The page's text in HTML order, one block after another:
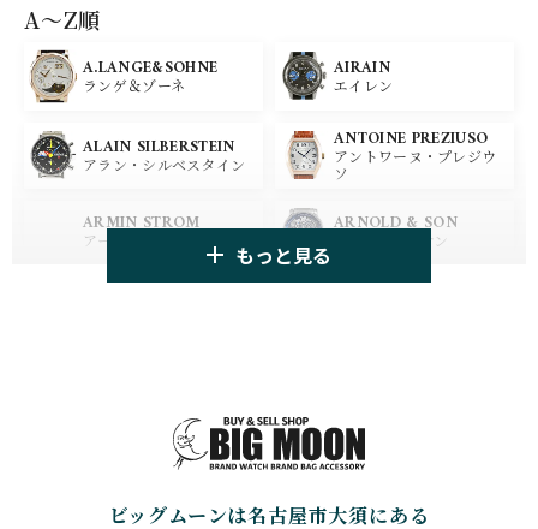
パネライ
OMEGA
オメガ
BREGUET
ブレゲ
BLANCPAIN
ブランパン
BREITLING
ブライトリング
HUBLOT
ウブロ
ZENITH
BELL＆ROSS SINN
ジン
CARTIER CHANEL
A〜Z順
A.LANGE&SOHNE
ランゲ＆ゾーネ
AIRAIN
エイレン
ALAIN SILBERSTEIN
アラン・シルベスタイン
ANTOINE PREZIUSO
アントワーヌ・プレジウ
ソ
ARMIN STROM
アーミン・シュトローム
ARNOLD & SON
アーノルド&サン
BAMFORD LONDON
バンフォード・ロンドン
BAUME&MERCIER
ボーム＆メルシエ
BEAUBLEU BELL＆ROSS
もっと見る
ビッグムーンは名古屋市大須にある